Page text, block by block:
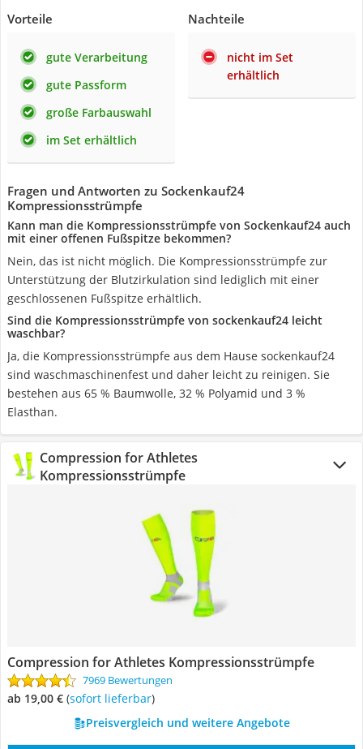
Vorteile
gute Verarbeitung
gute Passform
große Farbauswahl
im Set erhältlich
Nachteile
nicht im Set
erhältlich
Fragen und Antworten zu Sockenkauf24
Kompressionsstrümpfe
Kann man die Kompressionsstrümpfe von Sockenkauf24 auch
mit einer offenen Fußspitze bekommen?
Nein, das ist nicht möglich. Die Kompressionsstrümpfe zur
Unterstützung der Blutzirkulation sind lediglich mit einer
geschlossenen Fußspitze erhältlich.
Sind die Kompressionsstrümpfe von sockenkauf24 leicht
waschbar?
Ja, die Kompressionsstrümpfe aus dem Hause sockenkauf24
sind waschmaschinenfest und daher leicht zu reinigen. Sie
bestehen aus 65 % Baumwolle, 32 % Polyamid und 3 %
Elasthan.
Compression for Athletes
Kompressionsstrümpfe
Compression for Athletes Kompressionsstrümpfe
7969 Bewertungen
ab 19,00 € ( Sofort lieferbar)
Preisvergleich und weitere Angebote